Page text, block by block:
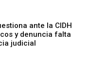
ante la CIDH
y denuncia falta
judicial